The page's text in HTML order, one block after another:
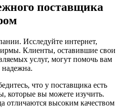
поставщика
Исследуйте интернет,
Клиенты, оставившие свои
услуг, могут помочь вам
надежна.
что у поставщика есть
которые вы можете изучить.
отличаются высоким качеством